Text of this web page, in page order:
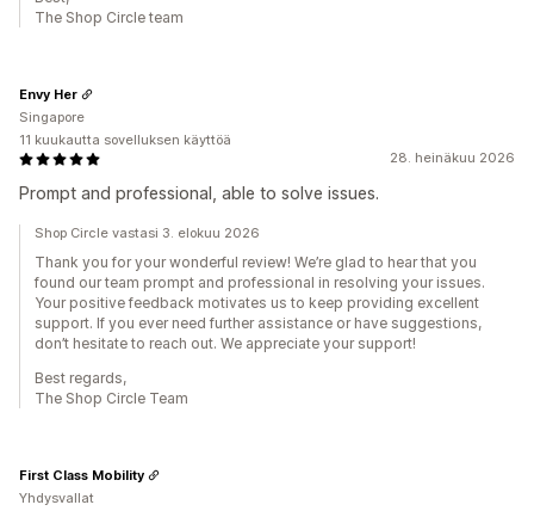
The Shop Circle team
28. heinäkuu 2026
Prompt and professional, able to solve issues.
Envy Her
Singapore
11 kuukautta sovelluksen käyttöä
Shop Circle vastasi 3. elokuu 2026
Thank you for your wonderful review! We’re glad to hear that you
found our team prompt and professional in resolving your issues.
Your positive feedback motivates us to keep providing excellent
support. If you ever need further assistance or have suggestions,
don’t hesitate to reach out. We appreciate your support!
Best regards,
The Shop Circle Team
First Class Mobility
Yhdysvallat